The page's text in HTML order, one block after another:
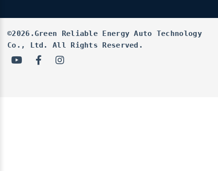
©2026.Green Reliable Energy Auto Technology
Co., Ltd. All Rights Reserved.